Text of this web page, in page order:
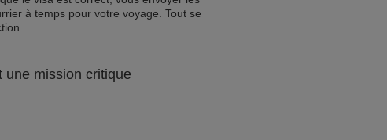
à temps pour votre voyage. Tout se
une mission critique